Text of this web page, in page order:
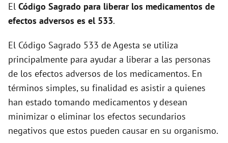
El Código Sagrado para liberar los medicamentos de
efectos adversos es el 533.
El Código Sagrado 533 de Agesta se utiliza
principalmente para ayudar a liberar a las personas
de los efectos adversos de los medicamentos. En
términos simples, su finalidad es asistir a quienes
han estado tomando medicamentos y desean
minimizar o eliminar los efectos secundarios
negativos que estos pueden causar en su organismo.